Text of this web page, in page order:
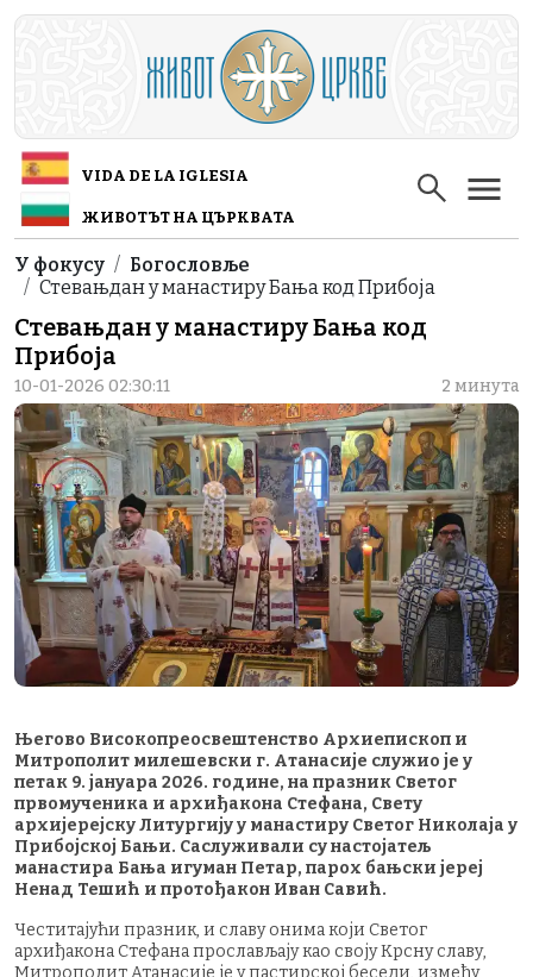
Skip to main content
VIDA DE LA IGLESIA
ЖИВОТЪТ НА ЦЪРКВАТА
Breadcrumb
У фокусу
Богословље
Стевањдан у манастиру Бања код Прибоја
Стевањдан у манастиру Бања код
Прибоја
10-01-2026 02:30:11 2 минута
Његово Високопреосвештенство Архиепископ и
Митрополит милешевски г. Атанасије служио је у
петак 9. јануара 2026. године, на празник Светог
првомученика и архиђакона Стефана, Свету
архијерејску Литургију у манастиру Светог Николаја у
Прибојској Бањи. Саслуживали су настојатељ
манастира Бања игуман Петар, парох бањски јереј
Ненад Тешић и протођакон Иван Савић.
Честитајући празник, и славу онима који Светог
архиђакона Стефана прослављају као своју Крсну славу,
Митрополит Атанасије је у пастирској беседи, између